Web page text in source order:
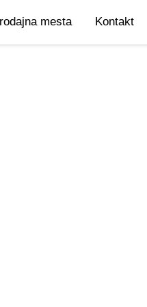
mesta Kontakt